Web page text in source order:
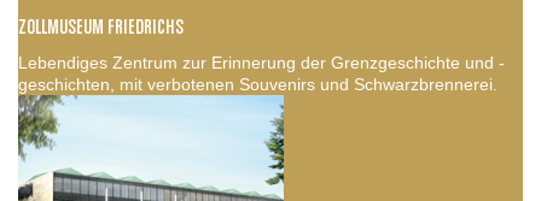
ZOLLMUSEUM FRIEDRICHS
Lebendiges Zentrum zur Erinnerung der Grenzgeschichte und -
geschichten, mit verbotenen Souvenirs und Schwarzbrennerei.